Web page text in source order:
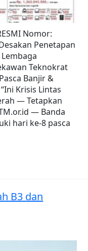
Nomor:
Penetapan
Teknokrat
Banjir &
Krisis Lintas
— Tetapkan
— Banda
hari ke-8 pasca
B3 dan